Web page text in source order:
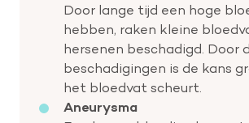
Door lange tijd een hoge
hebben, raken kleine
hersenen beschadigd. Door
beschadigingen is de kans
het bloedvat scheurt.
Aneurysma